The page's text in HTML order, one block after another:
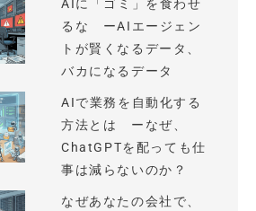
AIに「ゴミ」を食わせ
るな ーAIエージェン
トが賢くなるデータ、
バカになるデータ
AIで業務を自動化する
方法とは ーなぜ、
ChatGPTを配っても仕
事は減らないのか？
なぜあなたの会社で、